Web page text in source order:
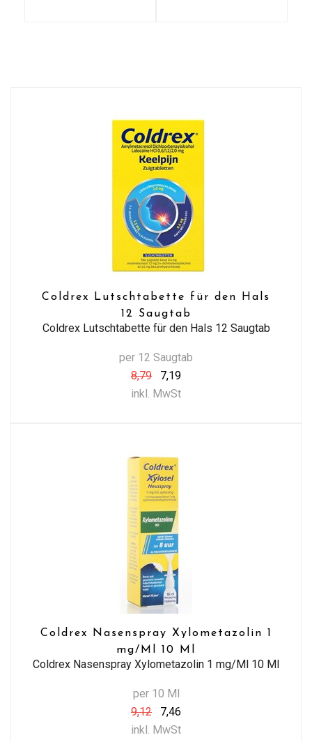
Coldrex Lutschtabette für den Hals
12 Saugtab
Coldrex Lutschtabette für den Hals 12 Saugtab
per 12 Saugtab
8,79
7,19
inkl. MwSt
Coldrex Nasenspray Xylometazolin 1
mg/Ml 10 Ml
Coldrex Nasenspray Xylometazolin 1 mg/Ml 10 Ml
per 10 Ml
9,12
7,46
inkl. MwSt